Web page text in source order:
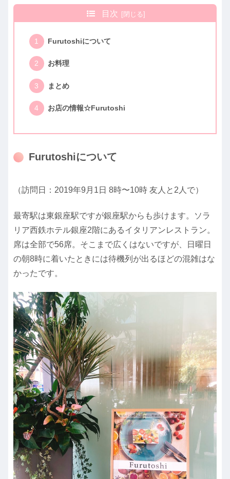
目次
Furutoshiについて
お料理
まとめ
お店の情報☆Furutoshi
Furutoshiについて
（訪問日：2019年9月1日 8時〜10時 友人と2人で）
最寄駅は東銀座駅ですが銀座駅からも歩けます。ソラ
リア西鉄ホテル銀座2階にあるイタリアンレストラン。
席は全部で56席。そこまで広くはないですが、日曜日
の朝8時に着いたときには待機列が出るほどの混雑はな
かったです。